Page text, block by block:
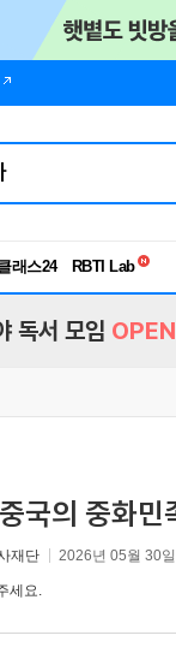
래스24
독서유형검사
독서 모임 OPEN
국의 중화민
재단 2026년 05월 30일
세요.